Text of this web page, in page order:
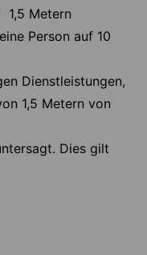
1,5 Metern
Person auf 10
Dienstleistungen,
1,5 Metern von
Dies gilt